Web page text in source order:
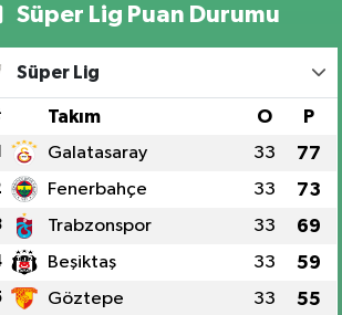
Süper Lig Puan Durumu
Süper Lig
Takım O P
Galatasaray 33 77
Fenerbahçe 33 73
Trabzonspor 33 69
Beşiktaş 33 59
Göztepe 33 55